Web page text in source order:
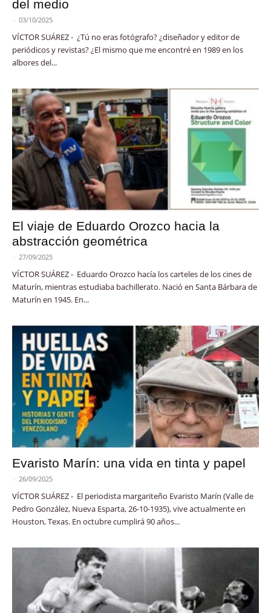
del medio
- 03/10/2025
VÍCTOR SUÁREZ - ¿Tú no eras fotógrafo? ¿diseñador y editor de
periódicos y revistas? ¿El mismo que me encontré en 1989 en los
albores del...
El viaje de Eduardo Orozco hacia la
abstracción geométrica
- 27/09/2025
VÍCTOR SUÁREZ - Eduardo Orozco hacía los carteles de los cines de
Maturín, mientras estudiaba bachillerato. Nació en Santa Bárbara de
Maturín en 1945. En...
Evaristo Marín: una vida en tinta y papel
- 26/09/2025
VÍCTOR SUÁREZ - El periodista margariteño Evaristo Marín (Valle de
Pedro González, Nueva Esparta, 26-10-1935), vive actualmente en
Houston, Texas. En octubre cumplirá 90 años...